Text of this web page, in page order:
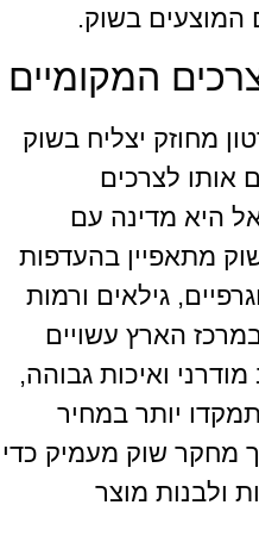
המוצעים בשוק.
המקומיים
מחוזק יצליח בשוק
אותו לצרכים
היא מדינה עם
מתאפיין בהעדפות
גילאים ורמות
הארץ עשויים
ואיכות גבוהה,
יותר במחיר
מחקר שוק מעמיק כדי
ולבנות מוצר